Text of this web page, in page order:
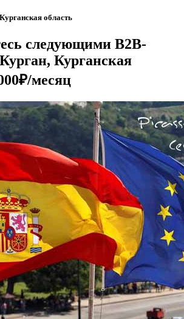
область
следующими B2B-
Курганская
месяц